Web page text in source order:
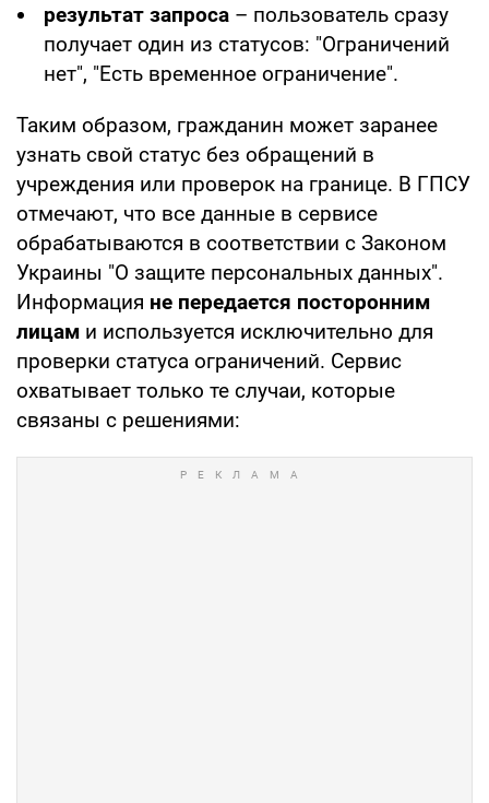
результат запроса – пользователь сразу
получает один из статусов: "Ограничений
нет", "Есть временное ограничение".
Таким образом, гражданин может заранее
узнать свой статус без обращений в
учреждения или проверок на границе. В ГПСУ
отмечают, что все данные в сервисе
обрабатываются в соответствии с Законом
Украины "О защите персональных данных".
Информация не передается посторонним
лицам и используется исключительно для
проверки статуса ограничений. Сервис
охватывает только те случаи, которые
связаны с решениями: